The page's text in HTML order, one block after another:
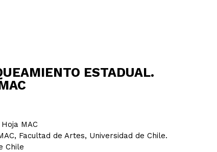
ESTADUAL.
Hoja MAC
Facultad de Artes, Universidad de Chile.
Chile